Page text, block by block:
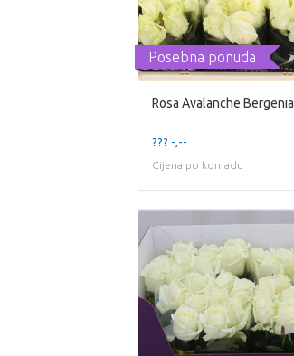
Posebna ponuda
Rosa Avalanche Bergenia
??? -,--
Cijena po komadu